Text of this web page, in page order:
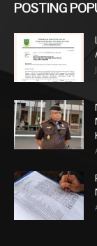
POSTING